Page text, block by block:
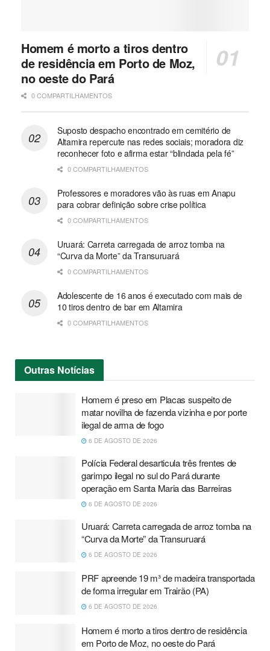
Homem é morto a tiros dentro
de residência em Porto de Moz,
no oeste do Pará
0 COMPARTILHAMENTOS
Suposto despacho encontrado em cemitério de
Altamira repercute nas redes sociais; moradora diz
reconhecer foto e afirma estar “blindada pela fé”
0 COMPARTILHAMENTOS
Professores e moradores vão às ruas em Anapu
para cobrar definição sobre crise política
0 COMPARTILHAMENTOS
Uruará: Carreta carregada de arroz tomba na
“Curva da Morte” da Transuruará
0 COMPARTILHAMENTOS
Adolescente de 16 anos é executado com mais de
10 tiros dentro de bar em Altamira
0 COMPARTILHAMENTOS
Outras Notícias
Homem é preso em Placas suspeito de
matar novilha de fazenda vizinha e por porte
ilegal de arma de fogo
6 DE AGOSTO DE 2026
Polícia Federal desarticula três frentes de
garimpo ilegal no sul do Pará durante
operação em Santa Maria das Barreiras
6 DE AGOSTO DE 2026
Uruará: Carreta carregada de arroz tomba na
“Curva da Morte” da Transuruará
6 DE AGOSTO DE 2026
PRF apreende 19 m³ de madeira transportada
de forma irregular em Trairão (PA)
6 DE AGOSTO DE 2026
Homem é morto a tiros dentro de residência
em Porto de Moz, no oeste do Pará